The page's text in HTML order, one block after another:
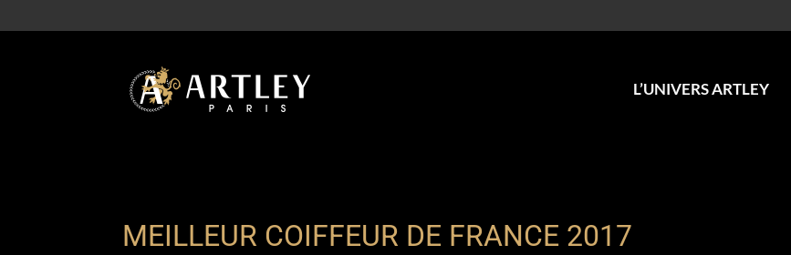
L’UNIVERS ARTLEY
MEILLEUR COIFFEUR DE FRANCE 2017